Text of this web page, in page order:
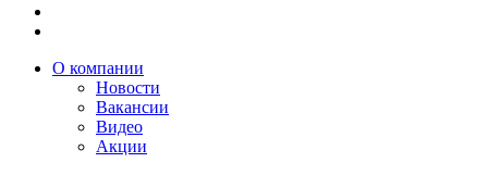
О компании
Новости
Вакансии
Видео
Акции